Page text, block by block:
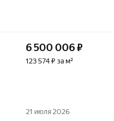
6 500 006₽
123 574 ₽ за м²
21 июля 2026